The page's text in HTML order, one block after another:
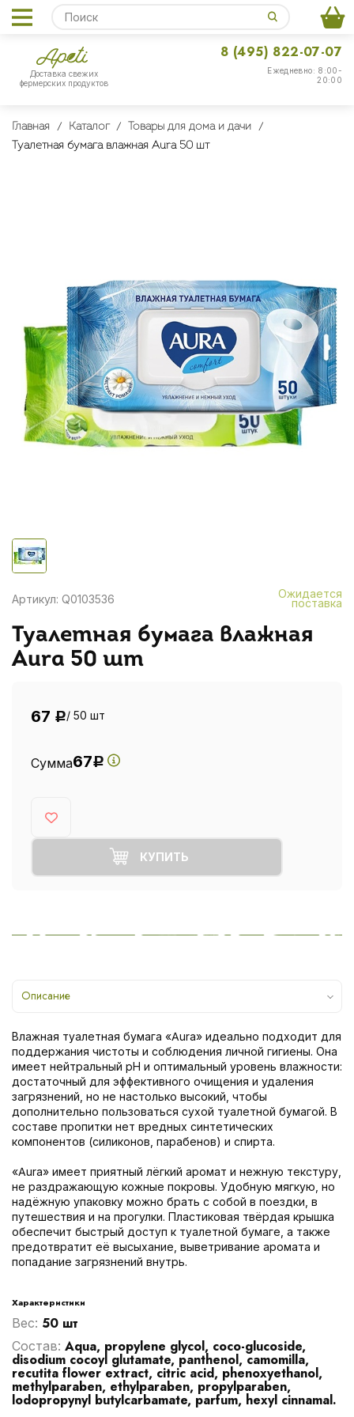
Доставка свежих
фермерских продуктов
Ежедневно: 8:00-
20:00
8 (495) 822-07-07
Главная Каталог
Товары для дома и дачи
Туалетная бумага влажная Aura 50 шт
Артикул: Q0103536 Ожидается
поставка
Туалетная бумага влажная
Aura 50 шт
67 Р/ 50 шт
Сумма67Р
КУПИТЬ
Описание
Влажная туалетная бумага «Aura» идеально подходит для
поддержания чистоты и соблюдения личной гигиены. Она
имеет нейтральный pH и оптимальный уровень влажности:
достаточный для эффективного очищения и удаления
загрязнений, но не настолько высокий, чтобы
дополнительно пользоваться сухой туалетной бумагой. В
составе пропитки нет вредных синтетических
компонентов (силиконов, парабенов) и спирта.
«Aura» имеет приятный лёгкий аромат и нежную текстуру,
не раздражающую кожные покровы. Удобную мягкую, но
надёжную упаковку можно брать с собой в поездки, в
путешествия и на прогулки. Пластиковая твёрдая крышка
обеспечит быстрый доступ к туалетной бумаге, а также
предотвратит её высыхание, выветривание аромата и
попадание загрязнений внутрь.
Характеристики
Вес: 50 шт
Cостав: Aqua, propylene glycol, coco-glucoside,
disodium cocoyl glutamate, panthenol, camomilla,
recutita flower extract, citric acid, phenoxyethanol,
methylparaben, ethylparaben, propylparaben,
lodopropynyl butylcarbamate, parfum, hexyl cinnamal.